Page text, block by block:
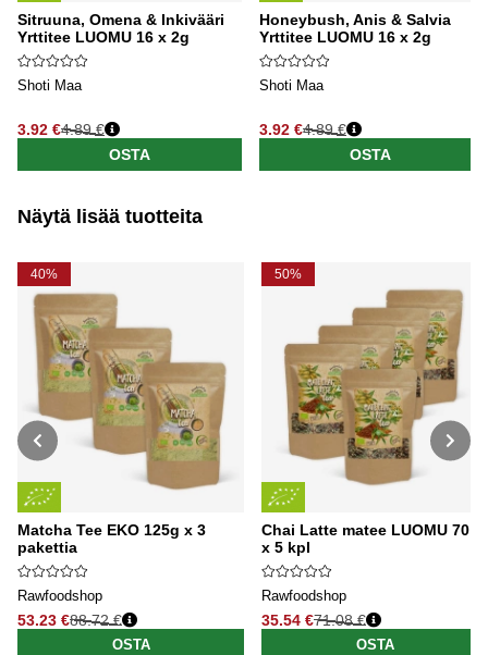
Sitruuna, Omena & Inkivääri
Yrttitee LUOMU 16 x 2g
Shoti Maa
3.92 €4.89 €
OSTA
Honeybush, Anis & Salvia
Yrttitee LUOMU 16 x 2g
Shoti Maa
3.92 €4.89 €
OSTA
Näytä lisää tuotteita
40%
Matcha Tee EKO 125g x 3
pakettia
Rawfoodshop
53.23 €
Normaali hinta
88.72 €
OSTA
50%
Chai Latte matee LUOMU 70 g
x 5 kpl
Rawfoodshop
35.54 €
Normaali hinta
71.08 €
OSTA